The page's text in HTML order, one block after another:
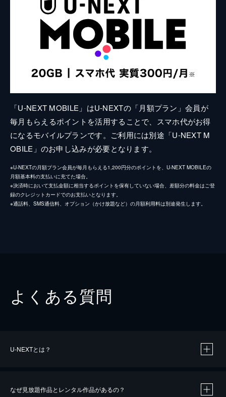
「U-NEXT MOBILE」はU-NEXTの「月額プラン」会員が
毎月もらえるポイントを活用することで、スマホ代がお得
になるモバイルプランです。ご利用には別途「U-NEXT M
OBILE」のお申し込みが必要となります。
※U-NEXTの月額プラン会員が毎月もらえる1,200円分のポイントを、U-NEXT MOBILEの
月額基本料の支払いに充てた場合。
※決済時において支払金額に相当するポイントを保有していない場合、差額分の料金はご登
録のクレジットカードでのお支払いとなります。
※通話料、SMS通信料、オプション（かけ放題など）の月額利用料は別途発生します。
よくある質問
U-NEXTとは？
なぜ見放題作品とレンタル作品があるの？